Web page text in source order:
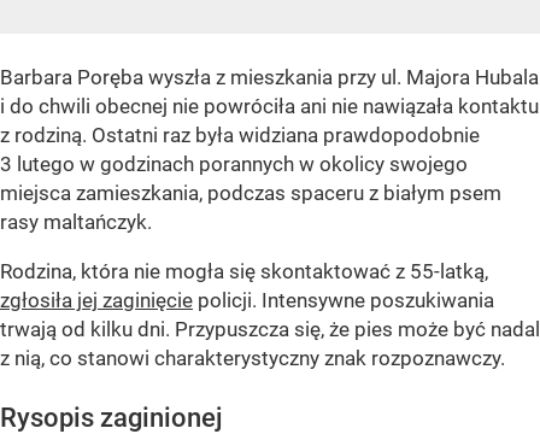
Barbara Poręba wyszła z mieszkania przy ul. Majora Hubala
i do chwili obecnej nie powróciła ani nie nawiązała kontaktu
z rodziną. Ostatni raz była widziana prawdopodobnie
3 lutego w godzinach porannych w okolicy swojego
miejsca zamieszkania, podczas spaceru z białym psem
rasy maltańczyk.
Rodzina, która nie mogła się skontaktować z 55-latką,
zgłosiła jej zaginięcie policji. Intensywne poszukiwania
trwają od kilku dni. Przypuszcza się, że pies może być nadal
z nią, co stanowi charakterystyczny znak rozpoznawczy.
Rysopis zaginionej